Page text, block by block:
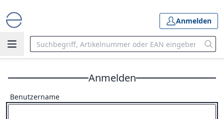
Anmelden
Anmelden
Benutzername